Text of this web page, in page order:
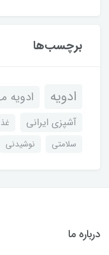
برچسب‌ها
ادویه ادویه
آشپزی ایرانی
سلامتی
نوشیدنی
درباره ما